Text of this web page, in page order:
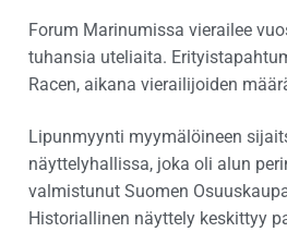
Forum Marinumissa vierailee
tuhansia uteliaita.
Racen, aikana vierailijoiden
Lipunmyynti myymälöineen
näyttelyhallissa, joka oli alun
valmistunut Suomen
Historiallinen näyttely keskittyy